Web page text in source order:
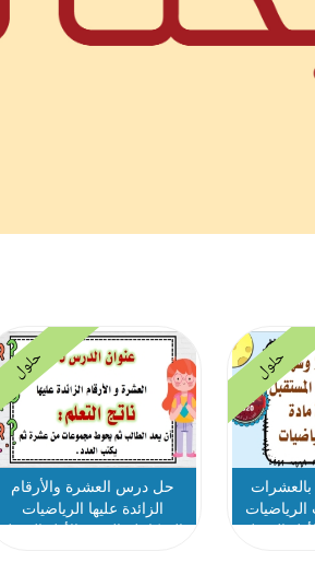
حلول
الرياضيات
الفصل
حلول
حل درس العشرة والأرقام
الزائدة عليها الرياضيات
المتكاملة الصف الأول الفصل